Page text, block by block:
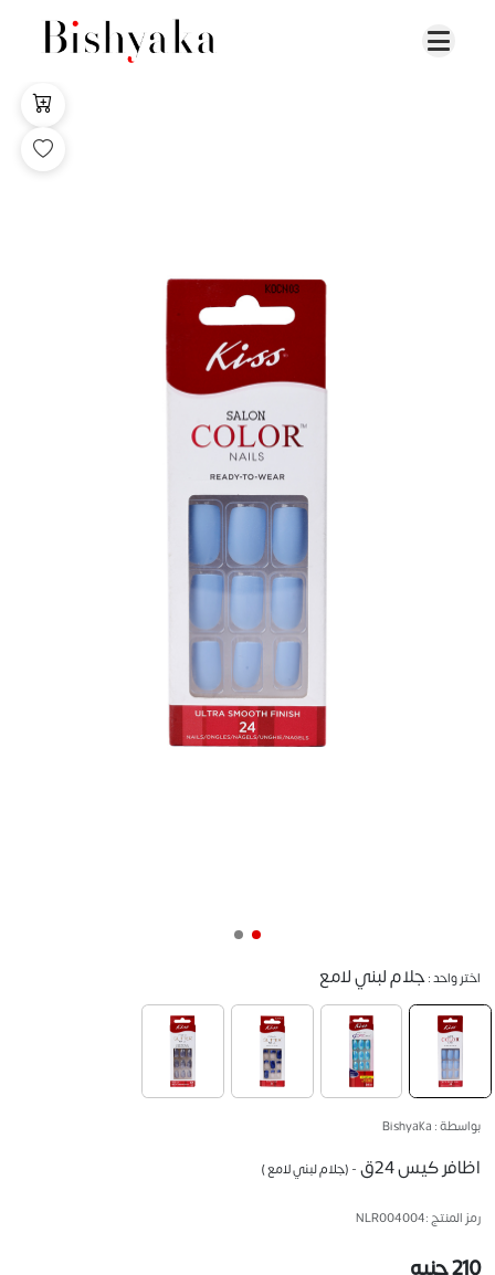
اختر واحد :جلام لبني لامع
بواسطة : Bishyaka
اظافر كيس 24ق - (جلام لبني لامع )
رمز المنتج :NLR004004
210 جنيه